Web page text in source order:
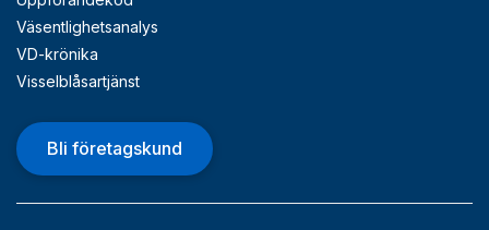
Väsentlighetsanalys
VD-krönika
Visselblåsartjänst
Bli företagskund